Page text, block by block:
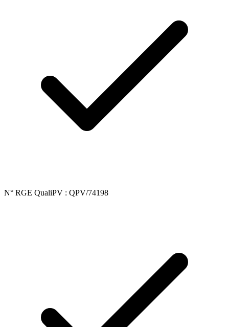
N° RGE QualiPV : QPV/74198